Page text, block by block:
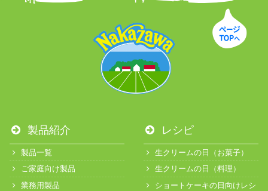
製品紹介
製品一覧
ご家庭向け製品
業務用製品
レシピ
生クリームの日（お菓子）
生クリームの日（料理）
ショートケーキの日向けレシ